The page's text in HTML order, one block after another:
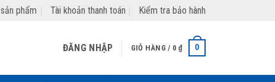
phẩm Tài khoản thanh toán Kiểm tra bảo hành
ĐĂNG NHẬP GIỎ HÀNG / 0₫ 0